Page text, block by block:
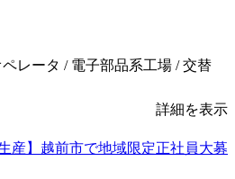
レータ / 電子部品系工場 / 交替
詳細を表示